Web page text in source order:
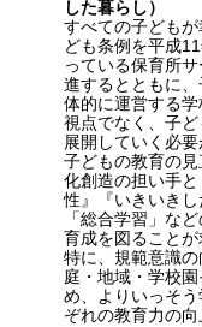
した暮らし）
すべての子ども
ども条例を平成
っている保育所
進するとともに
体的に運営する
視点でなく、子
展開していく必要
子どもの教育の
化創造の担い手
性』『いきいき
「総合学習」な
育成を図ることが
特に、規範意識
庭・地域・学校
め、よりいっそ
ぞれの教育力の向